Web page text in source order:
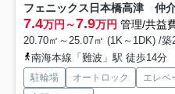
フェニックス日本橋高津 仲
7.4万円～7.9万円 管理/共益
20.70㎡～25.07㎡ (1K～1DK) /築
南海本線「難波」駅 徒歩14分
駐輪場 オートロック エレベ